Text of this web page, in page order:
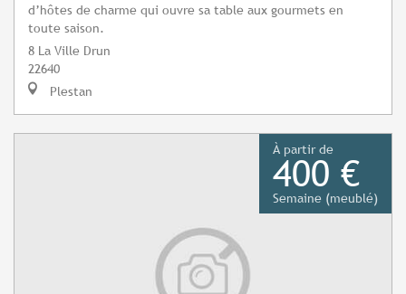
d’hôtes de charme qui ouvre sa table aux gourmets en
toute saison.
8 La Ville Drun
22640
Plestan
À partir de
400 €
Semaine (meublé)